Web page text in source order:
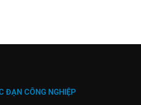
ĐẠN CÔNG NGHIỆP